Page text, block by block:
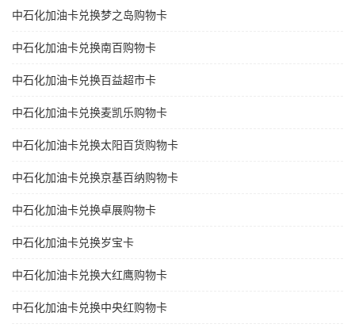
中石化加油卡兑换梦之岛购物卡
中石化加油卡兑换南百购物卡
中石化加油卡兑换百益超市卡
中石化加油卡兑换麦凯乐购物卡
中石化加油卡兑换太阳百货购物卡
中石化加油卡兑换京基百纳购物卡
中石化加油卡兑换卓展购物卡
中石化加油卡兑换岁宝卡
中石化加油卡兑换大红鹰购物卡
中石化加油卡兑换中央红购物卡